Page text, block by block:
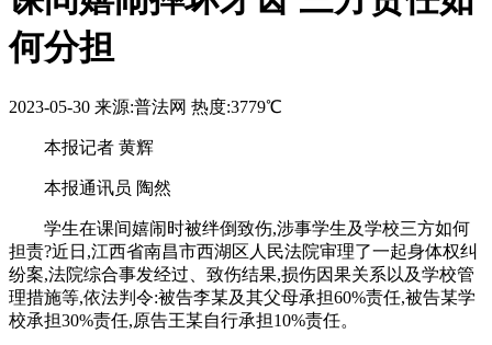
何分担
2023-05-30 来源:普法网 热度:3779℃
本报记者 黄辉
本报通讯员 陶然
学生在课间嬉闹时被绊倒致伤,涉事学生及学校三方如何
担责?近日,江西省南昌市西湖区人民法院审理了一起身体权纠
纷案,法院综合事发经过、致伤结果,损伤因果关系以及学校管
理措施等,依法判令:被告李某及其父母承担60%责任,被告某学
校承担30%责任,原告王某自行承担10%责任。